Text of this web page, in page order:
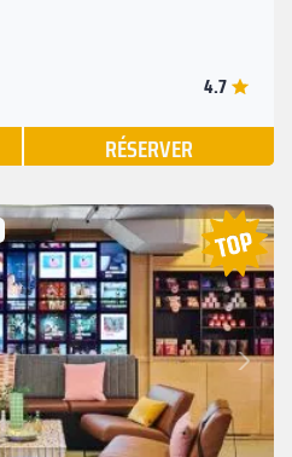
4.7
RÉSERVER
Suivant